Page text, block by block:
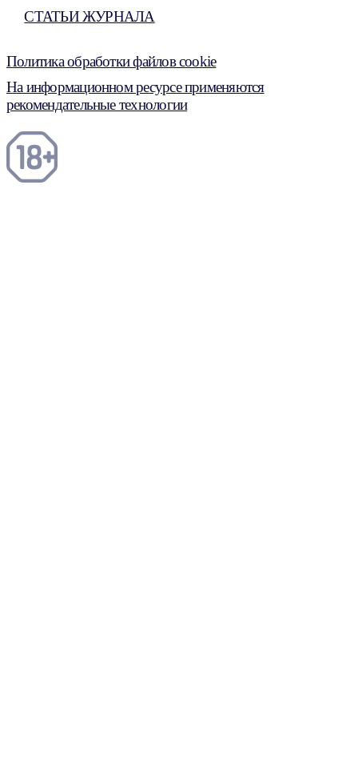
СТАТЬИ ЖУРНАЛА
Политика обработки файлов cookie
На информационном ресурсе применяются
рекомендательные технологии